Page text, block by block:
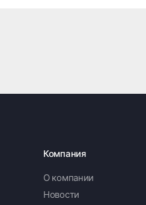
Компания
О компании
Новости